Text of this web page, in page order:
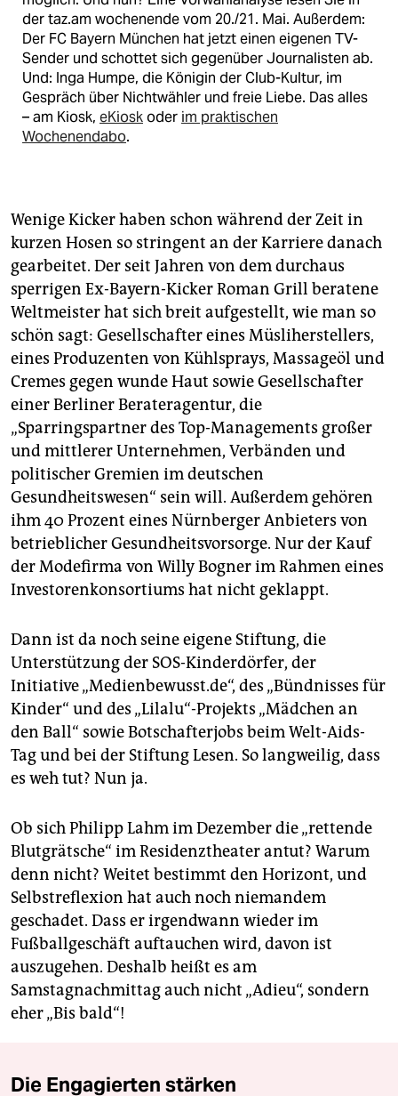
der taz.am wochenende vom 20./21. Mai. Außerdem:
Der FC Bayern München hat jetzt einen eigenen TV-
Sender und schottet sich gegenüber Journalisten ab.
Und: Inga Humpe, die Königin der Club-Kultur, im
Gespräch über Nichtwähler und freie Liebe. Das alles
– am Kiosk, eKioskoder im praktischen
Wochenendabo.
Wenige Kicker haben schon während der Zeit in
kurzen Hosen so stringent an der Karriere danach
gearbeitet. Der seit Jahren von dem durchaus
sperrigen Ex-Bayern-Kicker Roman Grill beratene
Weltmeister hat sich breit aufgestellt, wie man so
schön sagt: Gesellschafter eines Müsliherstellers,
eines Produzenten von Kühlsprays, Massageöl und
Cremes gegen wunde Haut sowie Gesellschafter
einer Berliner Berateragentur, die
„Sparringspartner des Top-Managements großer
und mittlerer Unternehmen, Verbänden und
politischer Gremien im deutschen
Gesundheitswesen“ sein will. Außerdem gehören
ihm 40 Prozent eines Nürnberger Anbieters von
betrieblicher Gesundheitsvorsorge. Nur der Kauf
der Modefirma von Willy Bogner im Rahmen eines
Investorenkonsortiums hat nicht geklappt.
Dann ist da noch seine eigene Stiftung, die
Unterstützung der SOS-Kinderdörfer, der
Initiative „Medienbewusst.de“, des „Bündnisses für
Kinder“ und des „Lilalu“-Projekts „Mädchen an
den Ball“ sowie Botschafterjobs beim Welt-Aids-
Tag und bei der Stiftung Lesen. So langweilig, dass
es weh tut? Nun ja.
Ob sich Philipp Lahm im Dezember die „rettende
Blutgrätsche“ im Residenztheater antut? Warum
denn nicht? Weitet bestimmt den Horizont, und
Selbstreflexion hat auch noch niemandem
geschadet. Dass er irgendwann wieder im
Fußballgeschäft auftauchen wird, davon ist
auszugehen. Deshalb heißt es am
Samstagnachmittag auch nicht „Adieu“, sondern
eher „Bis bald“!
Die Engagierten stärken